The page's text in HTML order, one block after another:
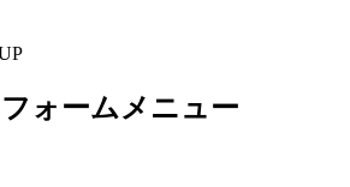
ォームメニュー